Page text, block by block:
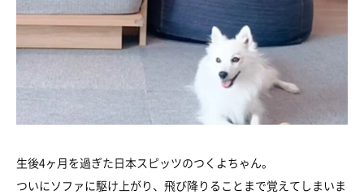
生後4ヶ月を過ぎた日本スピッツのつくよちゃん。
ついにソファに駆け上がり、飛び降りることまで覚えてしまいま